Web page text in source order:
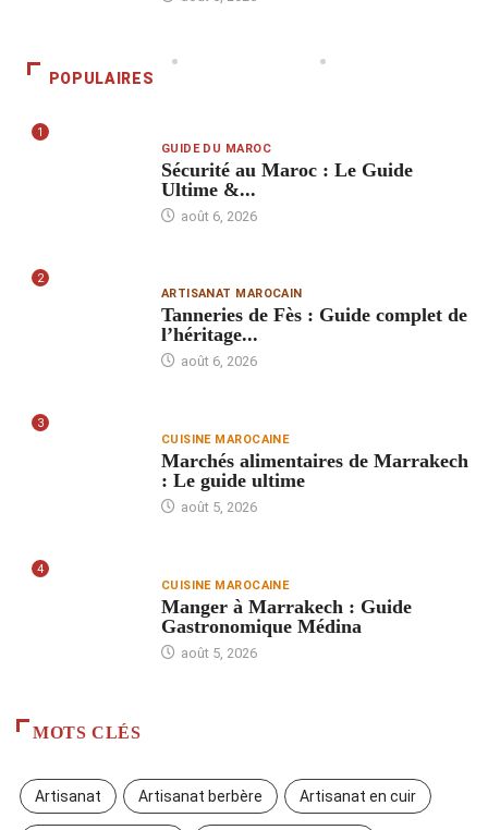
POPULAIRES
1
GUIDE DU MAROC
Sécurité au Maroc : Le Guide
Ultime &...
août 6, 2026
2
ARTISANAT MAROCAIN
Tanneries de Fès : Guide complet de
l’héritage...
août 6, 2026
3
CUISINE MAROCAINE
Marchés alimentaires de Marrakech
: Le guide ultime
août 5, 2026
4
CUISINE MAROCAINE
Manger à Marrakech : Guide
Gastronomique Médina
août 5, 2026
MOTS CLÉS
Artisanat Artisanat berbère Artisanat en cuir